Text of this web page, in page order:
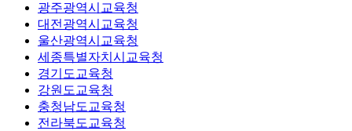
광주광역시교육청
대전광역시교육청
울산광역시교육청
세종특별자치시교육청
경기도교육청
강원도교육청
충청남도교육청
전라북도교육청